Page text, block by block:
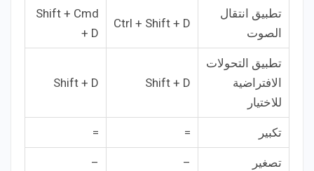
تطبيق انتقال
الصوت
Ctrl + Shift + D
Shift + Cmd
+ D
تطبيق التحولات
الافتراضية
للاختيار
Shift + D
Shift + D
تكبير =
=
تصغير –
–